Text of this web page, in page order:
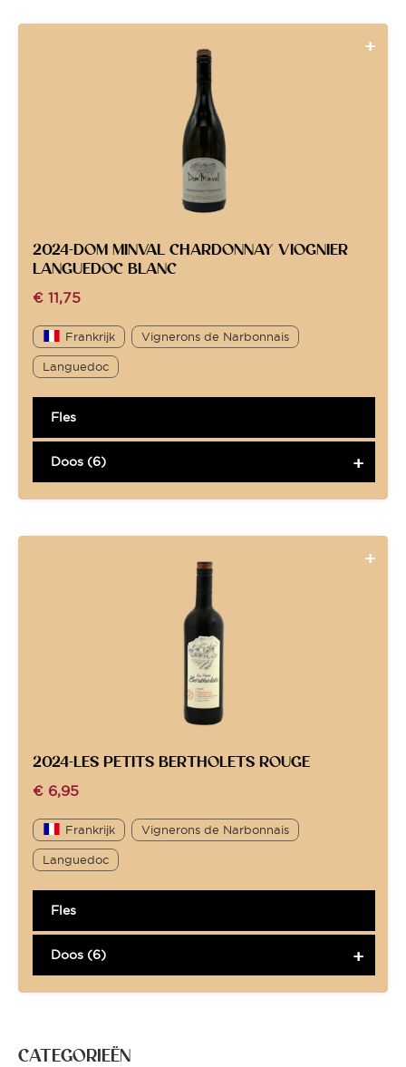
CATEGORIEËN
2024-DOM MINVAL CHARDONNAY VIOGNIER
LANGUEDOC BLANC
€ 11,75
Frankrijk Vignerons de Narbonnais
Languedoc
Fles
Doos (6)
2024-LES PETITS BERTHOLETS ROUGE
€ 6,95
Frankrijk Vignerons de Narbonnais
Languedoc
Fles
Doos (6)